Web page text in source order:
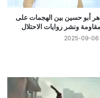
أبو حسين بين الهجمات على
ونشر روايات الاحتلال
2025-09-06